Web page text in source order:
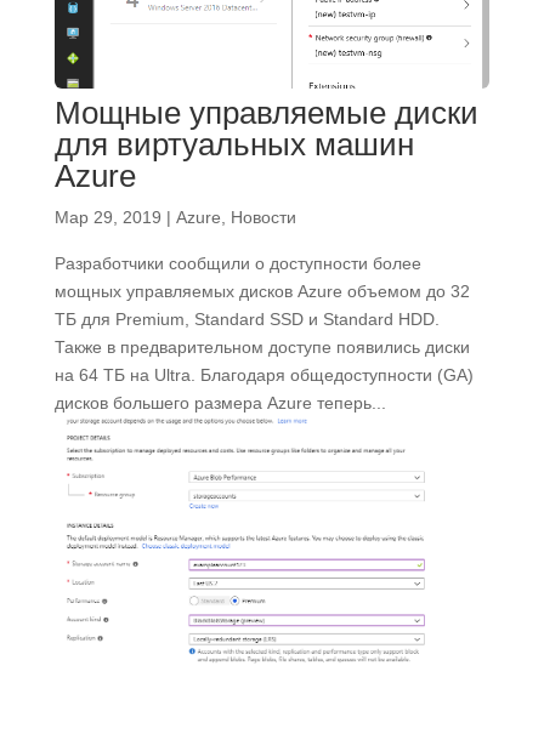
Мощные управляемые диски
для виртуальных машин
Azure
Мар 29, 2019 | Azure Новости
Разработчики сообщили о доступности более
мощных управляемых дисков Azure объемом до 32
ТБ для Premium, Standard SSD и Standard HDD.
Также в предварительном доступе появились диски
на 64 ТБ на Ultra. Благодаря общедоступности (GA)
дисков большего размера Azure теперь...